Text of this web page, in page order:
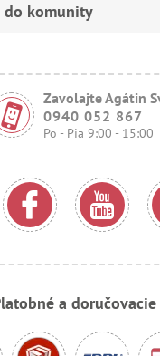
do komunity
Zavolajte Agátin
0940 052 867
Po - Pia 9:00 - 15:00
a